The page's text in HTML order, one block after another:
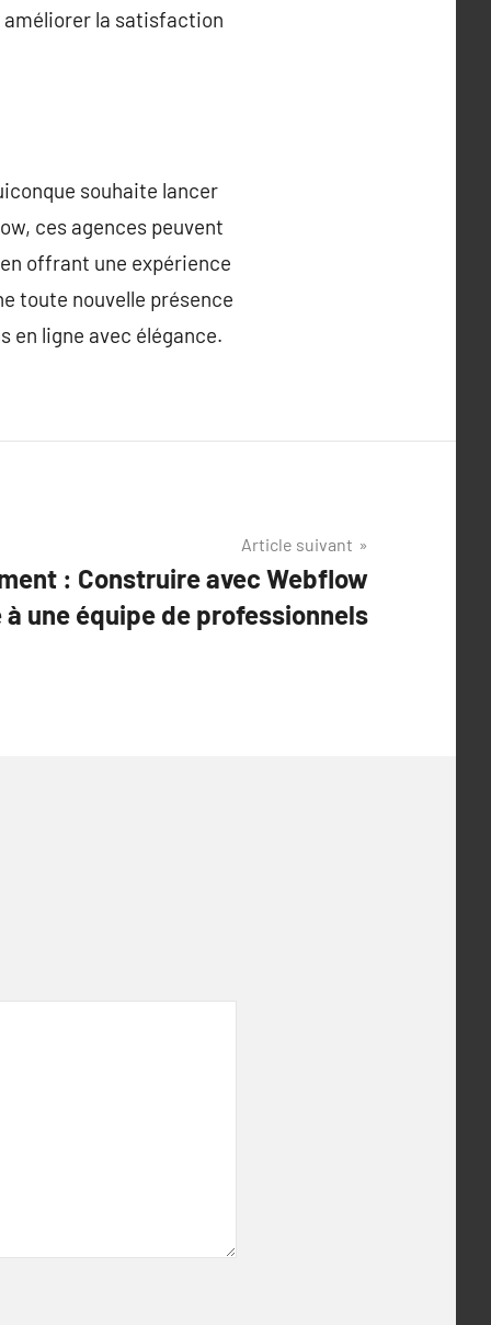
améliorer la satisfaction
souhaite lancer
ces agences peuvent
offrant une expérience
toute nouvelle présence
en ligne avec élégance.
Article suivant
: Construire avec Webflow
à une équipe de professionnels